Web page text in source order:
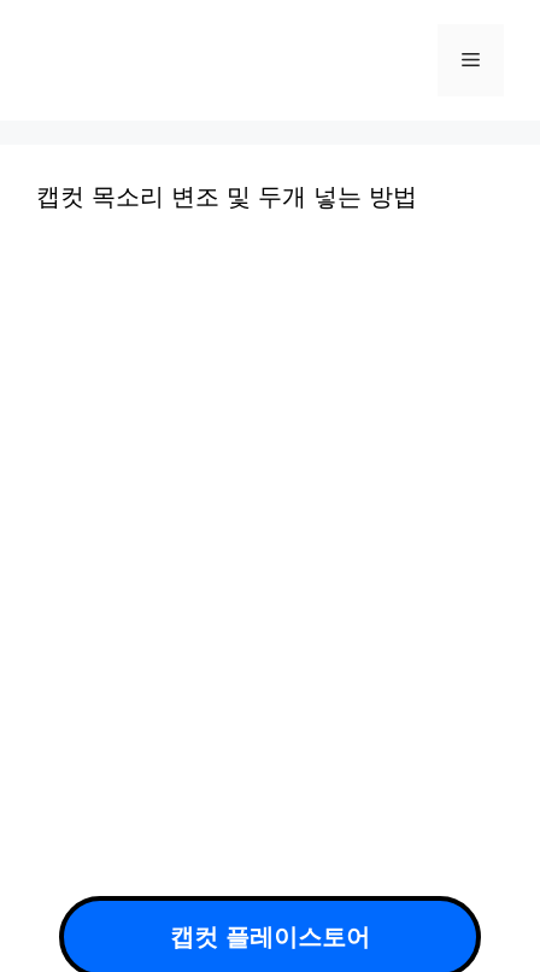
메
캡컷 목소리 변조 및 두개 넣는 방법
캡컷 플레이스토어